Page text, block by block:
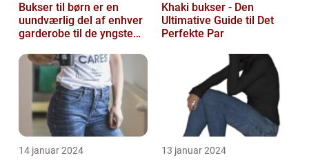
Bukser til børn er en
uundværlig del af enhver
garderobe til de yngste
Khaki bukser - Den
Ultimative Guide til Det
Perfekte Par
14 januar 2024 13 januar 2024